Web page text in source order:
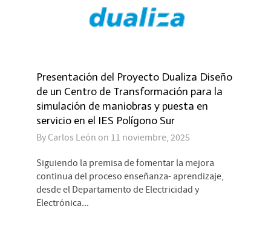
Presentación del Proyecto Dualiza Diseño
de un Centro de Transformación para la
simulación de maniobras y puesta en
servicio en el IES Polígono Sur
By Carlos León on 11 noviembre, 2025
Siguiendo la premisa de fomentar la mejora
continua del proceso enseñanza- aprendizaje,
desde el Departamento de Electricidad y
Electrónica...